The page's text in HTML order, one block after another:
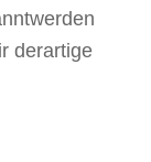
derartige